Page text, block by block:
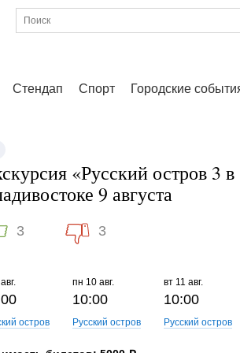
Стендап Спорт Городские
«Русский остров 3 в
9 августа
3 3
остров
пн 10 авг.
10:00
Русский остров
вт 11 авг.
10:00
Русский остров